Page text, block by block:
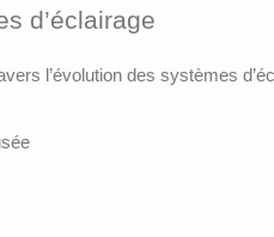
d’éclairage
l’évolution des systèmes